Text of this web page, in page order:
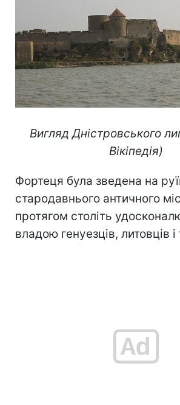
Вигляд Дністровського
Вікіпедія)
Фортеця була зведена на
стародавнього античного
протягом століть
владою генуезців, литовців і